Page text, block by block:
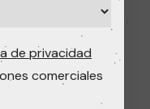
de privacidad
comerciales